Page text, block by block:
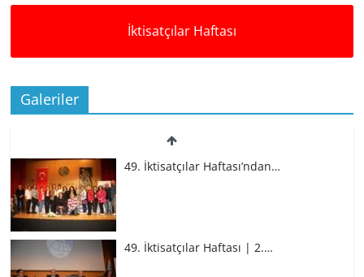
İktisatçılar Haftası
Galeriler
49. İktisatçılar Haftası’ndan…
49. İktisatçılar Haftası | 2.…